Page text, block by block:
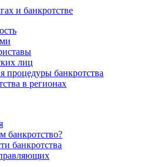
и банкротстве
лиц
банкротства
в регионах
банкротство?
банкротства